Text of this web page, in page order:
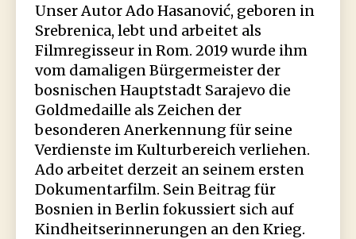
Unser Autor Ado Hasanović, geboren in
Srebrenica, lebt und arbeitet als
Filmregisseur in Rom. 2019 wurde ihm
vom damaligen Bürgermeister der
bosnischen Hauptstadt Sarajevo die
Goldmedaille als Zeichen der
besonderen Anerkennung für seine
Verdienste im Kulturbereich verliehen.
Ado arbeitet derzeit an seinem ersten
Dokumentarfilm. Sein Beitrag für
Bosnien in Berlin fokussiert sich auf
Kindheitserinnerungen an den Krieg.